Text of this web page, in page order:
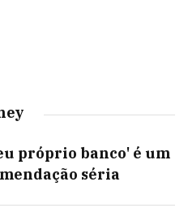
próprio banco' é um
séria